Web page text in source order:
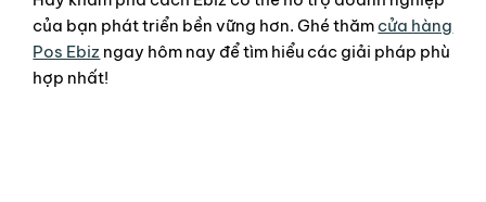
của bạn phát triển bền vững hơn. Ghé thăm cửa hàng
Pos Ebiz ngay hôm nay để tìm hiểu các giải pháp phù
hợp nhất!